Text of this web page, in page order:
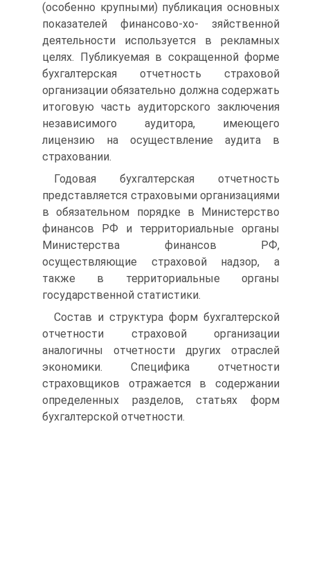
(особенно крупными) публикация основных
показателей финансово-хо- зяйственной
деятельности используется в рекламных
целях. Публикуемая в сокращенной форме
бухгалтерская отчетность страховой
организации обязательно должна содержать
итоговую часть аудиторского заключения
независимого аудитора, имеющего
лицензию на осуществление аудита в
страховании.
Годовая бухгалтерская отчетность
представляется страховыми организациями
в обязательном порядке в Министерство
финансов РФ и территориальные органы
Министерства финансов РФ,
осуществляющие страховой надзор, а
также в территориальные органы
государственной статистики.
Состав и структура форм бухгалтерской
отчетности страховой организации
аналогичны отчетности других отраслей
экономики. Специфика отчетности
страховщиков отражается в содержании
определенных разделов, статьях форм
бухгалтерской отчетности.